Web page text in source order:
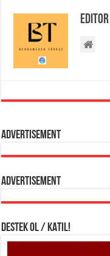
Editör
Advertisement
Advertisement
DESTEK OL / KATIL!